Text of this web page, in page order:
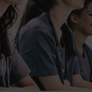
by
by
by
by